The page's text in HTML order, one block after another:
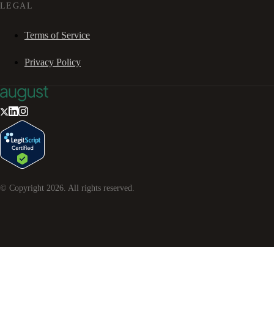
LEGAL
Terms of Service
Privacy Policy
© Copyright 2026 . All rights reserved.